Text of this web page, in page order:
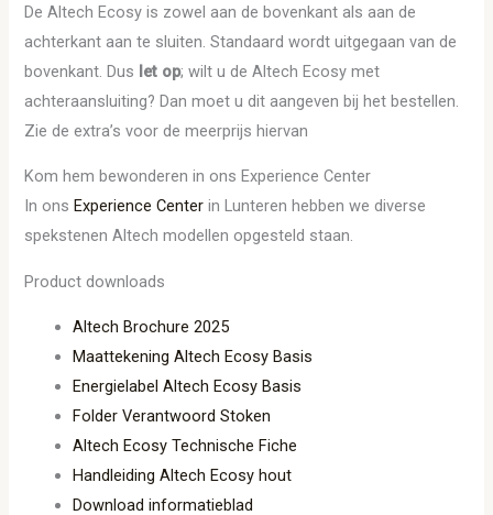
De Altech Ecosy is zowel aan de bovenkant als aan de
achterkant aan te sluiten. Standaard wordt uitgegaan van de
bovenkant. Dus let op; wilt u de Altech Ecosy met
achteraansluiting? Dan moet u dit aangeven bij het bestellen.
Zie de extra’s voor de meerprijs hiervan
Kom hem bewonderen in ons Experience Center
In ons Experience Center in Lunteren hebben we diverse
spekstenen Altech modellen opgesteld staan.
Product downloads
Altech Brochure 2025
Maattekening Altech Ecosy Basis
Energielabel Altech Ecosy Basis
Folder Verantwoord Stoken
Altech Ecosy Technische Fiche
Handleiding Altech Ecosy hout
Download informatieblad